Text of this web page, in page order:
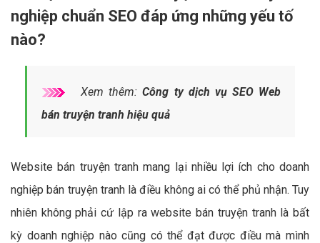
nghiệp chuẩn SEO đáp ứng những yếu tố
nào?
Xem thêm:Công ty dịch vụ SEO Web
bán truyện tranh hiệu quả
Website bán truyện tranh mang lại nhiều lợi ích cho doanh
nghiệp bán truyện tranh là điều không ai có thể phủ nhận. Tuy
nhiên không phải cứ lập ra website bán truyện tranh là bất
kỳ doanh nghiệp nào cũng có thể đạt được điều mà mình